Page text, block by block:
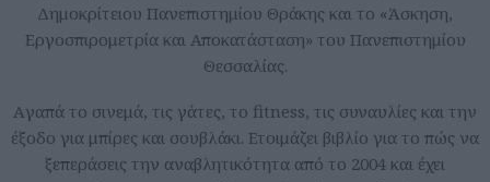
Δημοκρίτειου Πανεπιστημίου Θράκης και το «Άσκηση,
Εργοσπιρομετρία και Αποκατάσταση» του Πανεπιστημίου
Θεσσαλίας.
Aγαπά το σινεμά, τις γάτες, το fitness, τις συναυλίες και την
έξοδο για μπίρες και σουβλάκι. Ετοιμάζει βιβλίο για το πώς να
ξεπεράσεις την αναβλητικότητα από το 2004 και έχει